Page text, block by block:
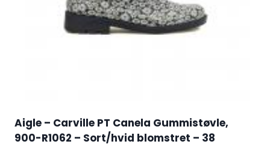
Aigle – Carville PT Canela Gummistøvle,
900-R1062 – Sort/hvid blomstret – 38